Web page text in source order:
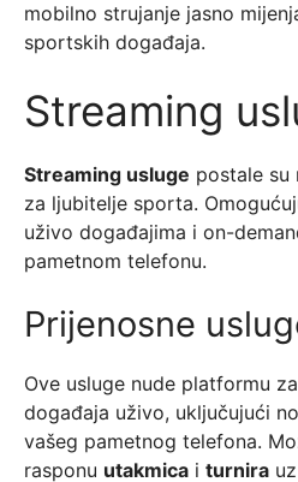
mobilno strujanje jasno
sportskih događaja.
Streaming
Streaming usluge postale su
za ljubitelje sporta.
uživo događajima i on-
pametnom telefonu.
Prijenosne
Ove usluge nude platformu
događaja uživo, uključujući
vašeg pametnog telefona.
rasponu utakmica i turnira